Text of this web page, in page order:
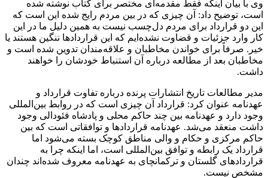
وی با بیان اینکه فقط مقدمه‌ای مختصر برای کتاب نوشته شده
است، توضیح داد: آن چیزی که در بین مردم رایج شده این است که
این دو قرارداد برای مردم دل‌چسب نیست به همین دلیل ما در این
کار وارد جزئیات و قضاوت نشده‌ایم که این قراردادها ننگین هستند یا
خیر. صرفاً برای خواندن مخاطبان و علاقه‌مندان تدوین شده است و
مخاطبان بعد از مطالعه درباره آن استنباط خودشان را خواهند
داشت.
مدیر مطالعات تاریخ انتشارات پرنده درباره تفاوت قرارداد و
عهدنامه عنوان کرد: قرارداد آن چیزی است که در روابط بین‌المللی
وجود دارد و عهدنامه بین چند حاکم محلی و پادشاه فئودالی وجود
داشت منعقد می‌شد. عهدنامه قراردادها و توافقاتی است که بین
حاکم مرکزی و حکام و والی مناطق کوچک بسته می‌شود اما
قرارداد یک رابطه و توافق بین‌المللی است، اما اینکه چرا به
قراردادهای گلستان و ترکمانچای به عهدنامه معروف شده‌اند چندان
مشخص نیست.